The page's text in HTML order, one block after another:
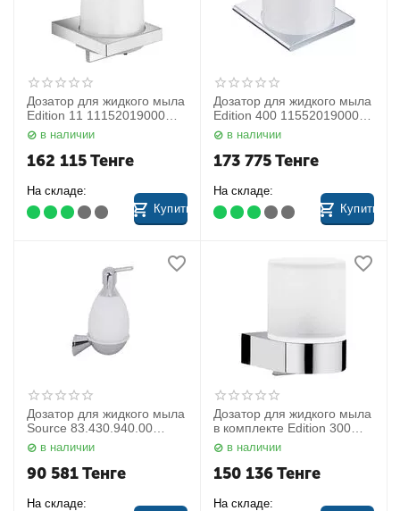
Дозатор для жидкого мыла
Edition 11 11152019000
Keuco
в наличии
162 115Тенге
На складе:
Купить
Дозатор для жидкого мыла
Edition 400 11552019000
Keuco
в наличии
173 775Тенге
На складе:
Купить
Дозатор для жидкого мыла
Source 83.430.940.00
Villeroy&Boch
в наличии
90 581Тенге
На складе:
Дозатор для жидкого мыла
в комплекте Edition 300
30052019000 Keuco
в наличии
150 136Тенге
На складе: